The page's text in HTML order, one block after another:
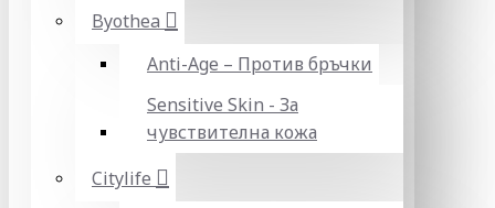
Byothea
Anti-Age – Против бръчки
Sensitive Skin - За
чувствителна кожа
Citylife